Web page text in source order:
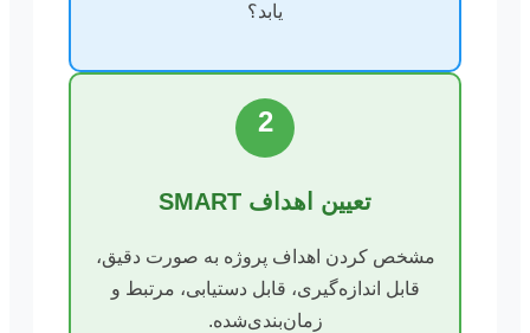
یابد؟
2
تعیین اهداف SMART
مشخص کردن اهداف پروژه به صورت دقیق،
قابل اندازه‌گیری، قابل دستیابی، مرتبط و
زمان‌بندی‌شده.